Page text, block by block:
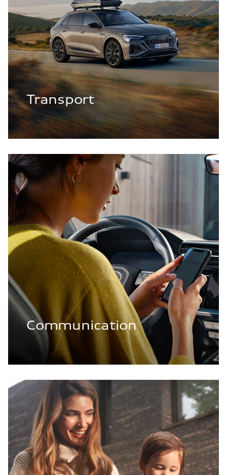
Transport
Communication
Communication
Famille